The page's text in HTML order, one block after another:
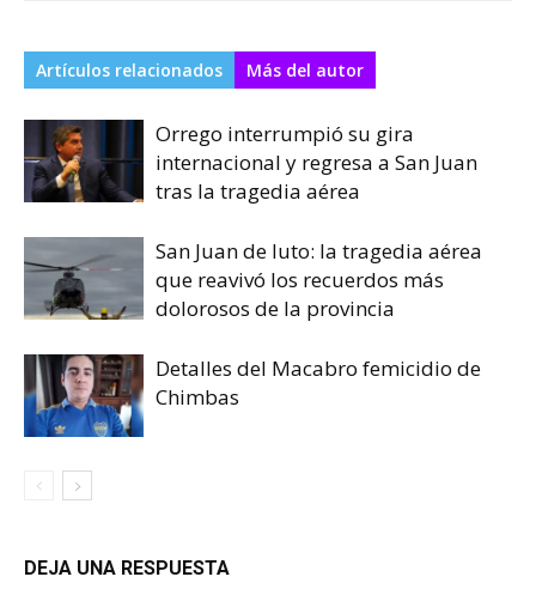
Artículos relacionados Más del autor
Orrego interrumpió su gira
internacional y regresa a San Juan
tras la tragedia aérea
San Juan de luto: la tragedia aérea
que reavivó los recuerdos más
dolorosos de la provincia
Detalles del Macabro femicidio de
Chimbas
DEJA UNA RESPUESTA